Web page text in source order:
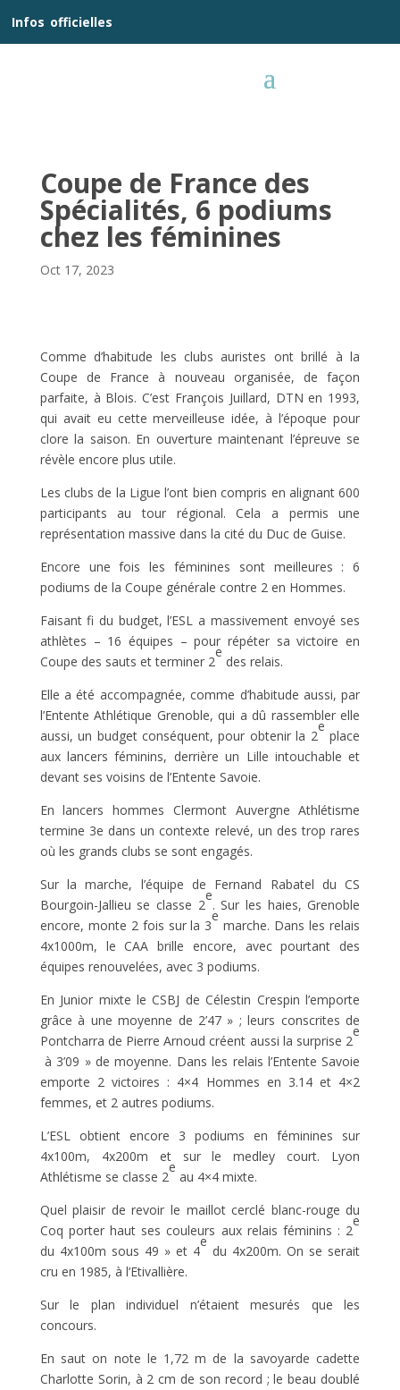
Infos officielles
Coupe de France des
Spécialités, 6 podiums
chez les féminines
Oct 17, 2023
Comme d’habitude les clubs auristes ont brillé à la
Coupe de France à nouveau organisée, de façon
parfaite, à Blois. C’est François Juillard, DTN en 1993,
qui avait eu cette merveilleuse idée, à l’époque pour
clore la saison. En ouverture maintenant l’épreuve se
révèle encore plus utile.
Les clubs de la Ligue l’ont bien compris en alignant 600
participants au tour régional. Cela a permis une
représentation massive dans la cité du Duc de Guise.
Encore une fois les féminines sont meilleures : 6
podiums de la Coupe générale contre 2 en Hommes.
Faisant fi du budget, l’ESL a massivement envoyé ses
athlètes – 16 équipes – pour répéter sa victoire en
Coupe des sauts et terminer 2
e
des relais.
Elle a été accompagnée, comme d’habitude aussi, par
l’Entente Athlétique Grenoble, qui a dû rassembler elle
aussi, un budget conséquent, pour obtenir la 2
e
place
aux lancers féminins, derrière un Lille intouchable et
devant ses voisins de l’Entente Savoie.
En lancers hommes Clermont Auvergne Athlétisme
termine 3e dans un contexte relevé, un des trop rares
où les grands clubs se sont engagés.
Sur la marche, l’équipe de Fernand Rabatel du CS
Bourgoin-Jallieu se classe 2
e
. Sur les haies, Grenoble
encore, monte 2 fois sur la 3
e
marche. Dans les relais
4x1000m, le CAA brille encore, avec pourtant des
équipes renouvelées, avec 3 podiums.
En Junior mixte le CSBJ de Célestin Crespin l’emporte
grâce à une moyenne de 2’47 » ; leurs conscrites de
Pontcharra de Pierre Arnoud créent aussi la surprise 2
e
à 3’09 » de moyenne. Dans les relais l’Entente Savoie
emporte 2 victoires : 4×4 Hommes en 3.14 et 4×2
femmes, et 2 autres podiums.
L’ESL obtient encore 3 podiums en féminines sur
4x100m, 4x200m et sur le medley court. Lyon
Athlétisme se classe 2
e
au 4×4 mixte.
Quel plaisir de revoir le maillot cerclé blanc-rouge du
Coq porter haut ses couleurs aux relais féminins : 2
e
du 4x100m sous 49 » et 4
e
du 4x200m. On se serait
cru en 1985, à l’Etivallière.
Sur le plan individuel n’étaient mesurés que les
concours.
En saut on note le 1,72 m de la savoyarde cadette
Charlotte Sorin, à 2 cm de son record ; le beau doublé